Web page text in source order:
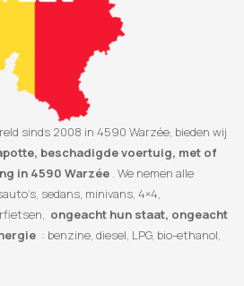
sinds 2008 in 4590 Warzée, bieden wij
beschadigde voertuig, met of
in 4590 Warzée . We nemen alle
sedans, minivans, 4×4,
ongeacht hun staat, ongeacht
: benzine, diesel, LPG, bio-ethanol,